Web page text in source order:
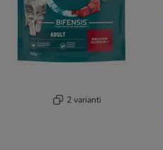
2 varianti